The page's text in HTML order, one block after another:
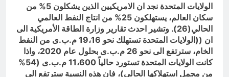
الولايات المتحدة نجد ان الامريكيين الذين يشكلون 5% من
سكان العالم، يستهلكون 25% من انتاج النفط العالمي
الحالي(26). وتشير احدث تقارير وزارة الطاقة الأمريكية الى
ان ((الولايات المتحدة تستهلك نحو 19،16 م.ب.ى من النفط
الخام، سترتفع الى نحو 26 م.ب.ى بحلول عام 2020، واذا
كانت الولايات المتحدة تستورد حالياً 11،600 م.ب.ى (54%
من مجمل استهلاكها الحالي)، فان هذه النسبة سترتفع الى